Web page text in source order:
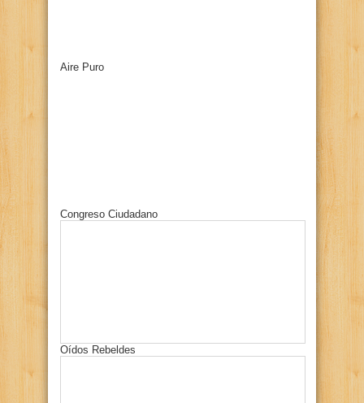
Aire Puro
Congreso Ciudadano
Oídos Rebeldes